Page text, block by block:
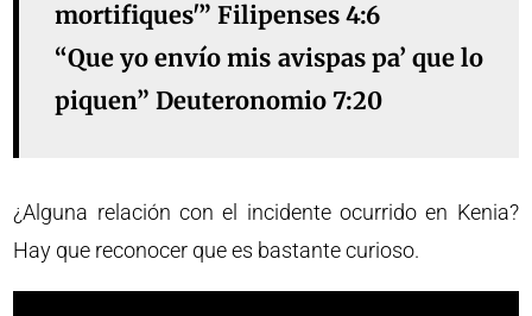
mortifiques'” Filipenses 4:6
“Que yo envío mis avispas pa’ que lo
piquen” Deuteronomio 7:20
¿Alguna relación con el incidente ocurrido en Kenia?
Hay que reconocer que es bastante curioso.